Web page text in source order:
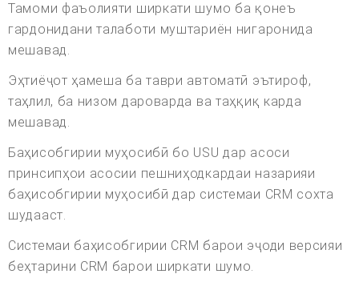
Тамоми фаъолияти ширкати шумо ба қонеъ
гардонидани талаботи муштариён нигаронида
мешавад.
Эҳтиёҷот ҳамеша ба таври автоматӣ эътироф,
таҳлил, ба низом дароварда ва таҳқиқ карда
мешавад.
Баҳисобгирии муҳосибӣ бо USU дар асоси
принсипҳои асосии пешниҳодкардаи назарияи
баҳисобгирии муҳосибӣ дар системаи CRM сохта
шудааст.
Системаи баҳисобгирии CRM барои эҷоди версияи
беҳтарини CRM барои ширкати шумо.